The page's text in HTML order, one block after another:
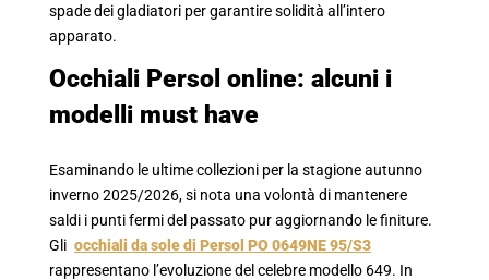
spade dei gladiatori per garantire solidità all’intero
apparato.
Occhiali Persol online: alcuni i
modelli must have
Esaminando le ultime collezioni per la stagione autunno
inverno 2025/2026, si nota una volontà di mantenere
saldi i punti fermi del passato pur aggiornando le finiture.
Gli occhiali da sole di Persol PO 0649NE 95/S3
rappresentano l’evoluzione del celebre modello 649. In